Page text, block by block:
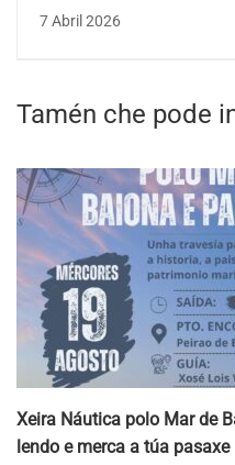
IEM: "Non está a cousa
7 Abril 2026
Tamén che pode
Xeira Náutica polo Mar de
lendo e merca a túa pasaxe